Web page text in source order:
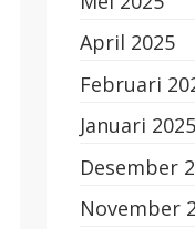
April 2025
Februari
Januari 2025
Desember
November